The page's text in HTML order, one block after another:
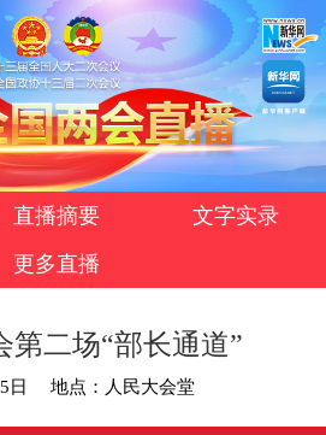
直播摘要
文字实录
更多直播
第二场“部长通道”
日 地点：人民大会堂